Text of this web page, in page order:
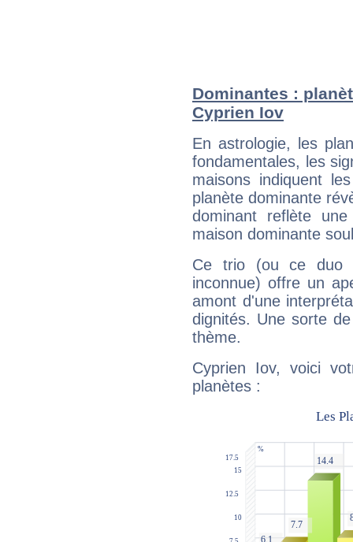
Dominantes :
Cyprien Iov
En astrologie, les
fondamentales, les
maisons indiquent
planète dominante
dominant reflète
maison dominante
Ce trio (ou ce duo
inconnue) offre un
amont d'une
dignités. Une sorte
thème.
Cyprien Iov, voici
planètes :